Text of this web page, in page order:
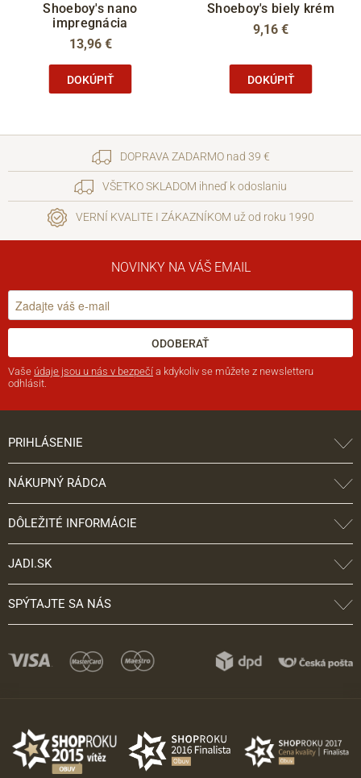
Shoeboy's nano
impregnácia
13,96 €
DOKÚPIŤ
Shoeboy's biely krém
9,16 €
DOKÚPIŤ
DOPRAVA ZADARMO nad 39 €
VŠETKO SKLADOM ihneď k odoslaniu
VERNÍ KVALITE I ZÁKAZNÍKOM už od roku 1990
NOVINKY NA VÁŠ EMAIL
ODOBERAŤ
Vaše údaje jsou u nás v bezpečí a kdykoliv se můžete z newsletteru
odhlásit.
PRIHLÁSENIE
NÁKUPNÝ RÁDCA
DÔLEŽITÉ INFORMÁCIE
JADI.SK
SPÝTAJTE SA NÁS